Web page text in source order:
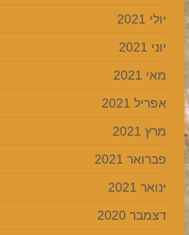
יולי 2021
יוני 2021
מאי 2021
אפריל 2021
מרץ 2021
פברואר 2021
ינואר 2021
דצמבר 2020